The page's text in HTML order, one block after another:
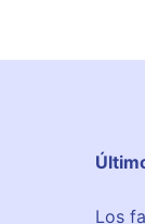
Los